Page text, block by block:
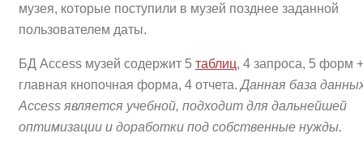
музея, которые поступили в музей позднее заданной
пользователем даты.
БД Access музей содержит 5 таблиц, 4 запроса, 5 форм +
главная кнопочная форма, 4 отчета. Данная база
Access является учебной, подходит для дальнейшей
оптимизации и доработки под собственные нужды.